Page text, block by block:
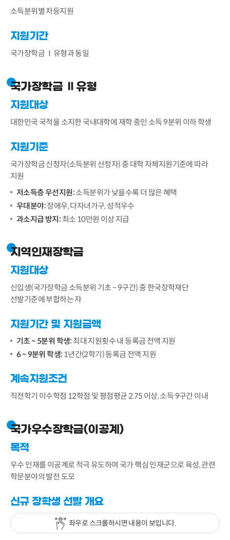
소득분위별 차등지원
지원기간
국가장학금 Ⅰ유형과 동일
국가장학금 Ⅱ유형
지원대상
대한민국 국적을 소지한 국내대학에 재학 중인 소득 9분위 이하 학생
지원기준
국가장학금 신청자(소득분위 산정자) 중 대학 자체지원기준에 따라
지원
저소득층 우선지원:소득분위가 낮을수록 더 많은 혜택
우대분야:장애우, 다자녀가구, 성적우수
과소지급 방지: 최소 10만원 이상 지급
지역인재장학금
지원대상
신입생(국가장학금 소득분위 기초 ~ 9구간) 중 한국장학재단
선발기준에 부합하는 자
지원기간 및 지원금액
기초 ~ 5분위 학생: 최대 지원횟수 내 등록금 전액 지원
6 ~ 9분위 학생: 1년간(2학기) 등록금 전액 지원
계속지원조건
직전학기 이수학점 12학점 및 평점평균 2.75 이상, 소득 9구간 이내
국가우수장학금(이공계)
목적
우수 인재를 이공계로 적극 유도하여 국가 핵심 인재군으로 육성, 관련
학문분야의 발전 도모
신규 장학생 선발 개요
좌우로 스크롤하시면 내용이 보입니다.